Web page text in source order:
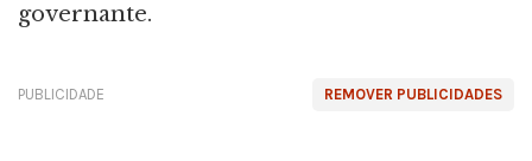
governante.
REMOVER PUBLICIDADES
PUBLICIDADE